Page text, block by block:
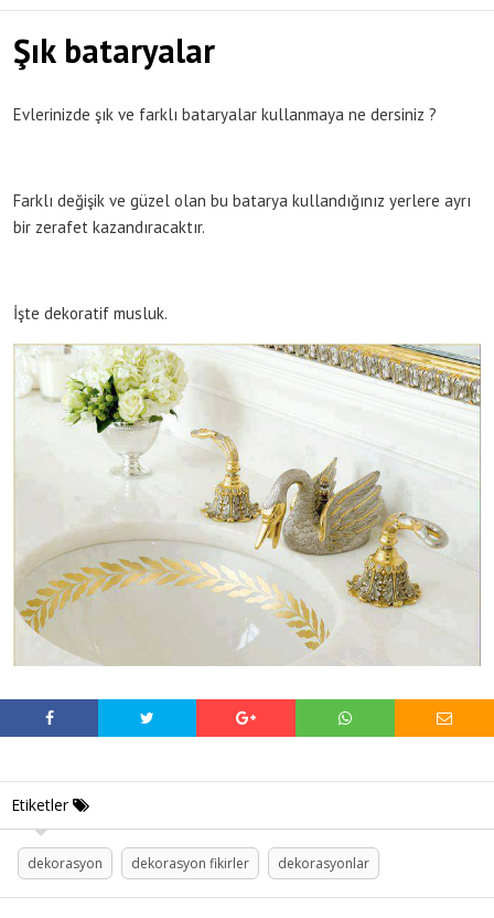
Şık bataryalar
Evlerinizde şık ve farklı bataryalar kullanmaya ne dersiniz ?
Farklı değişik ve güzel olan bu batarya kullandığınız yerlere ayrı
bir zerafet kazandıracaktır.
İşte dekoratif musluk.
Etiketler
dekorasyon dekorasyon fikirler dekorasyonlar